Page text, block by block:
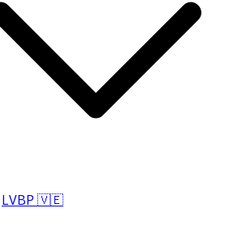
LVBP 🇻🇪